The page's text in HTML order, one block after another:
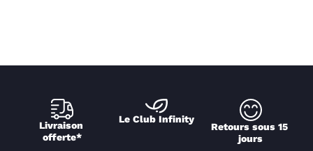
Livraison
offerte*
Le Club Infinity
Retours sous 15
jours